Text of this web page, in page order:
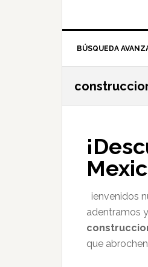
BÚSQUEDA
ienvenidos
adentramos
que